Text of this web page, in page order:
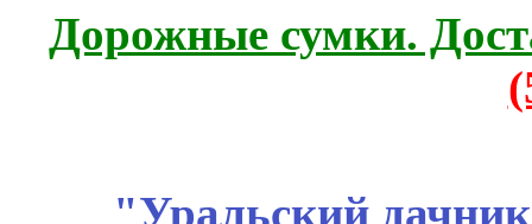
Дорожные сумки.
"Уральский